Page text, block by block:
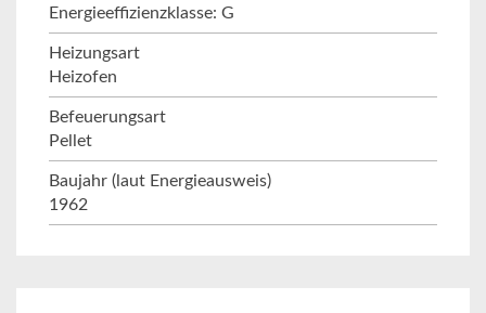
Energieeffizienzklasse: G
Heizungsart
Heizofen
Befeuerungsart
Pellet
Baujahr (laut Energieausweis)
1962